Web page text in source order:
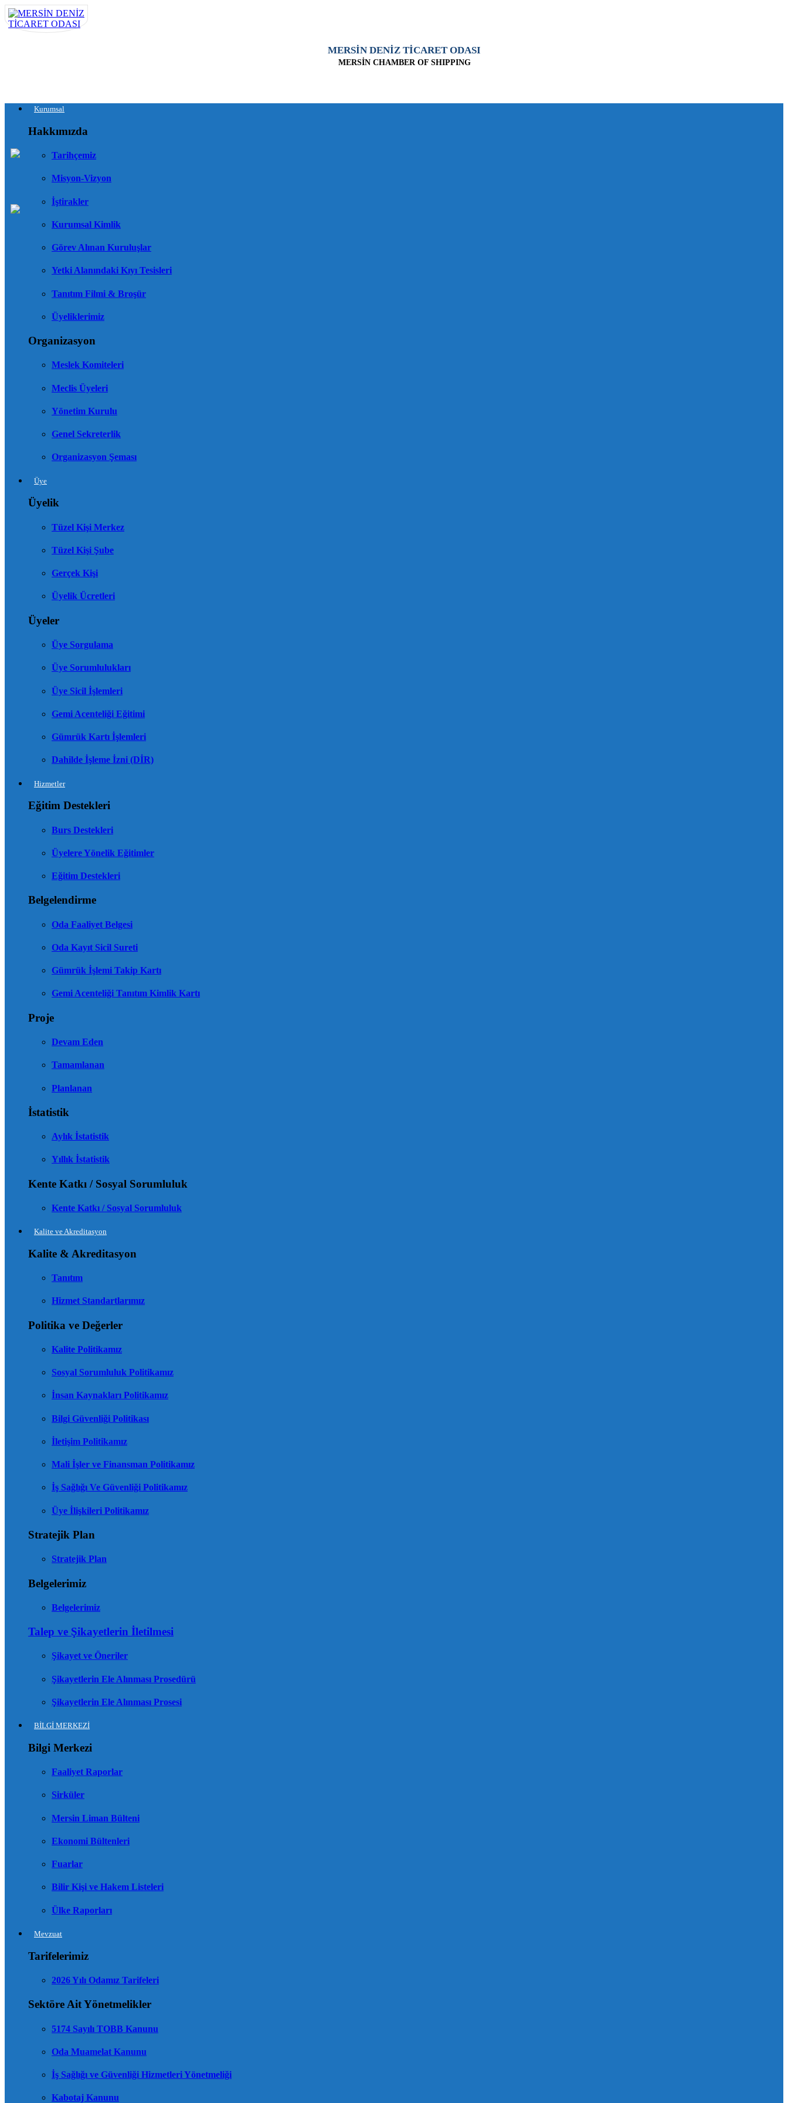
MERSİN DENİZ TİCARET ODASI
MERSİN CHAMBER OF SHIPPING
Kurumsal
Hakkımızda
Tarihçemiz
Misyon-Vizyon
İştirakler
Kurumsal Kimlik
Görev Alınan Kuruluşlar
Yetki Alanındaki Kıyı Tesisleri
Tanıtım Filmi & Broşür
Üyeliklerimiz
Organizasyon
Meslek Komiteleri
Meclis Üyeleri
Yönetim Kurulu
Genel Sekreterlik
Organizasyon Şeması
Üye
Üyelik
Tüzel Kişi Merkez
Tüzel Kişi Şube
Gerçek Kişi
Üyelik Ücretleri
Üyeler
Üye Sorgulama
Üye Sorumlulukları
Üye Sicil İşlemleri
Gemi Acenteliği Eğitimi
Gümrük Kartı İşlemleri
Dahilde İşleme İzni (DİR)
Hizmetler
Eğitim Destekleri
Burs Destekleri
Üyelere Yönelik Eğitimler
Eğitim Destekleri
Belgelendirme
Oda Faaliyet Belgesi
Oda Kayıt Sicil Sureti
Gümrük İşlemi Takip Kartı
Gemi Acenteliği Tanıtım Kimlik Kartı
Proje
Devam Eden
Tamamlanan
Planlanan
İstatistik
Aylık İstatistik
Yıllık İstatistik
Kente Katkı / Sosyal Sorumluluk
Kente Katkı / Sosyal Sorumluluk
Kalite ve Akreditasyon
Kalite & Akreditasyon
Tanıtım
Hizmet Standartlarımız
Politika ve Değerler
Kalite Politikamız
Sosyal Sorumluluk Politikamız
İnsan Kaynakları Politikamız
Bilgi Güvenliği Politikası
İletişim Politikamız
Mali İşler ve Finansman Politikamız
İş Sağlığı Ve Güvenliği Politikamız
Üye İlişkileri Politikamız
Stratejik Plan
Stratejik Plan
Belgelerimiz
Belgelerimiz
Talep ve Şikayetlerin İletilmesi
Şikayet ve Öneriler
Şikayetlerin Ele Alınması Prosedürü
Şikayetlerin Ele Alınması Prosesi
BİLGİ MERKEZİ
Bilgi Merkezi
Faaliyet Raporlar
Sirküler
Mersin Liman Bülteni
Ekonomi Bültenleri
Fuarlar
Bilir Kişi ve Hakem Listeleri
Ülke Raporları
Mevzuat
Tarifelerimiz
2026 Yılı Odamız Tarifeleri
Sektöre Ait Yönetmelikler
5174 Sayılı TOBB Kanunu
Oda Muamelat Kanunu
İş Sağlığı ve Güvenliği Hizmetleri Yönetmeliği
Kabotaj Kanunu